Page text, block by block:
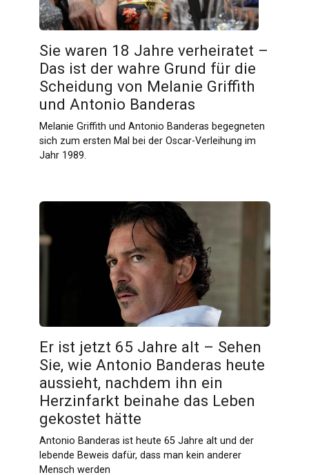
Sie waren 18 Jahre verheiratet –
Das ist der wahre Grund für die
Scheidung von Melanie Griffith
und Antonio Banderas
Melanie Griffith und Antonio Banderas begegneten
sich zum ersten Mal bei der Oscar-Verleihung im
Jahr 1989.
Er ist jetzt 65 Jahre alt – Sehen
Sie, wie Antonio Banderas heute
aussieht, nachdem ihn ein
Herzinfarkt beinahe das Leben
gekostet hätte
Antonio Banderas ist heute 65 Jahre alt und der
lebende Beweis dafür, dass man kein anderer
Mensch werden